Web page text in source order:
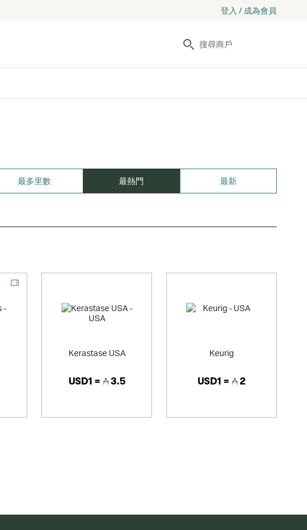
登入 / 成為會員
搜尋
最多里數 最熱門 最新
Kerastase USA
USD1 = 3.5
Keurig
USD1 = 2